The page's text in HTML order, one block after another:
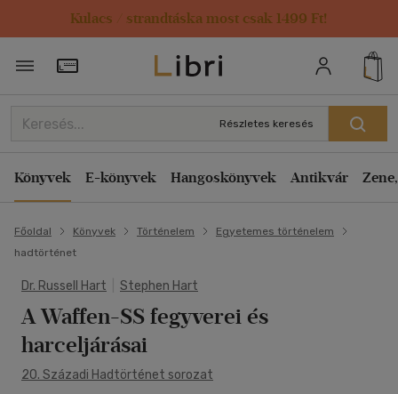
Kulacs / strandtáska most csak 1499 Ft!
Törzsvásárlói Kártya adatai
Részletes keresés
Könyvek E-könyvek Hangoskönyvek Antikvár
Főoldal Könyvek Történelem
Egyetemes történelem
hadtörténet
Dr. Russell Hart Stephen Hart
A Waffen-SS fegyverei és
harceljárásai
20. Századi Hadtörténet sorozat